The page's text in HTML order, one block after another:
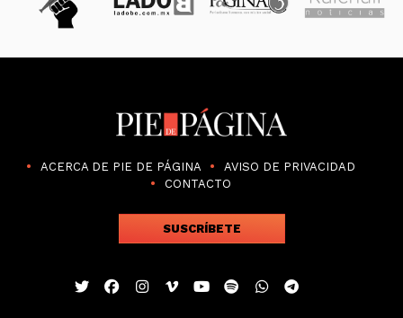
ACERCA DE PIE DE PÁGINA
AVISO DE PRIVACIDAD
CONTACTO
SUSCRÍBETE